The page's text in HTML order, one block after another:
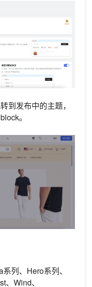
到发布中的主题，
。
列、Hero系列、
Wind、